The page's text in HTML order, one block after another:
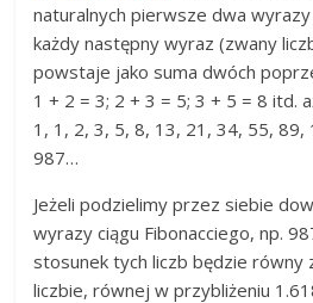
naturalnych pierwsze dwa
każdy następny wyraz (zwany
powstaje jako suma dwóch
1 + 2 = 3; 2 + 3 = 5; 3 + 5 = 8 itd.
1, 1, 2, 3, 5, 8, 13, 21, 34, 55,
987…
Jeżeli podzielimy przez siebie
wyrazy ciągu Fibonacciego, np.
stosunek tych liczb będzie równy
liczbie, równej w przybliżeniu